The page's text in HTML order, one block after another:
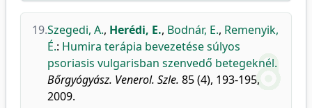
19.Szegedi, A., Herédi, E., Bodnár, E., Remenyik,
É.: Humira terápia bevezetése súlyos
psoriasis vulgarisban szenvedő betegeknél.
Bőrgyógyász. Venerol. Szle. 85 (4), 193-195,
2009.